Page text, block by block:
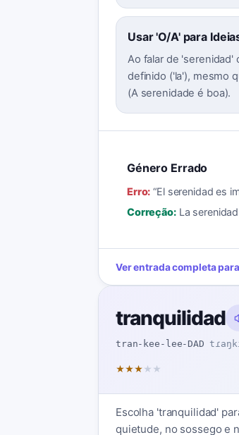
Usar 'O/A' para
Ao falar de
definido ('la'), mesmo
(A serenidade é boa).
Género Errado
Erro: “El serenidad es
Correção: La
Ver entrada completa para
tranquilidad
tran-kee-lee-DAD
★★★ ★ ★
Escolha 'tranquilidad'
quietude, no sossego e